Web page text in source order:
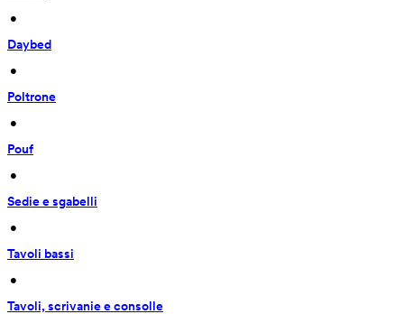
•
Daybed
•
Poltrone
•
Pouf
•
Sedie e sgabelli
•
Tavoli bassi
•
Tavoli, scrivanie e consolle